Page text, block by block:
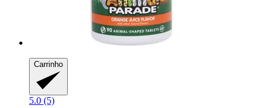
Carrinho
5.0 (5)